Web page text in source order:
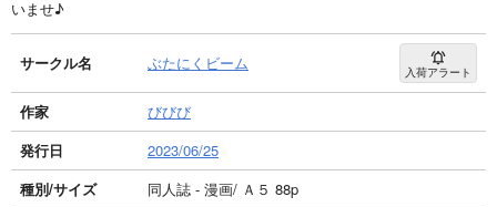
いませ♪
サークル名 ぶたにくビーム 入荷アラート
作家
びびび
発行日
2023/06/25
種別/サイズ
同人誌 - 漫画/ Ａ５ 88p